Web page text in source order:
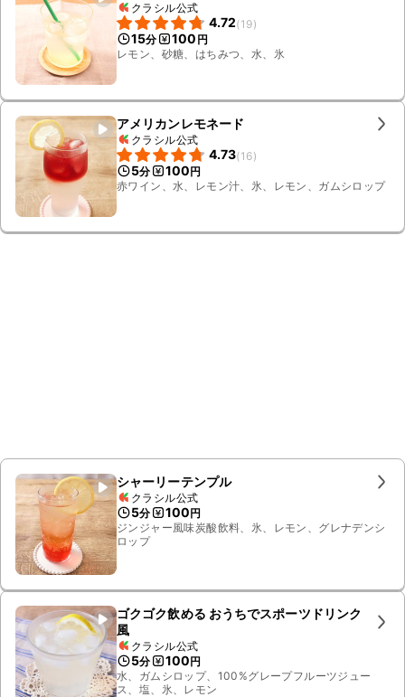
クラシル公式
4.72(19)
15分 100 円
レモン、砂糖、はちみつ、水、氷
アメリカンレモネード
クラシル公式
4.73(16)
5分 100円
赤ワイン、水、レモン汁、氷、レモン、ガムシロップ
シャーリーテンプル
クラシル公式
5分 100円
ジンジャー風味炭酸飲料、氷、レモン、グレナデンシ
ロップ
ゴクゴク飲める おうちでスポーツドリンク
風
クラシル公式
5分 100円
水、ガムシロップ、100%グレープフルーツジュー
ス、塩、氷、レモン